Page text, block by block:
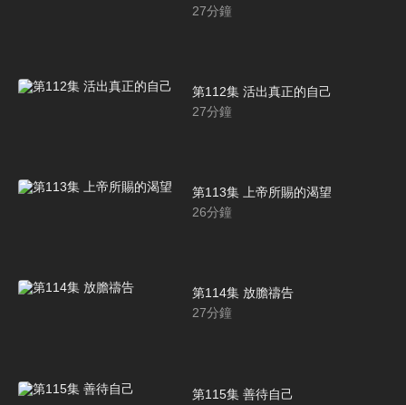
27分鐘
第112集 活出真正的自己
27分鐘
第113集 上帝所賜的渴望
26分鐘
第114集 放膽禱告
27分鐘
第115集 善待自己